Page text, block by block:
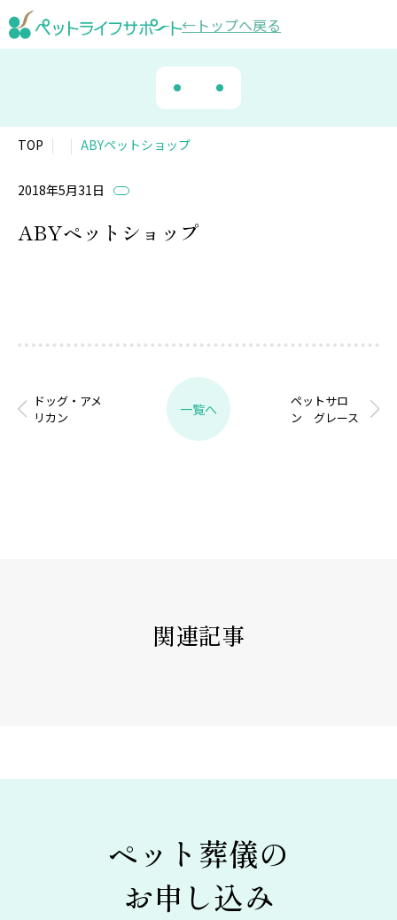
トップへ戻る
TOP ABYペットショップ
2018年5月31日
ABYペットショップ
ドッグ・アメ
リカン
一覧へ
ペットサロ
ン グレース
関連記事
ペット葬儀の
お申し込み